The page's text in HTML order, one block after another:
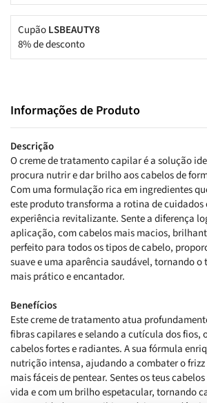
CupãoLSBEAUTY8
8% de desconto
Informações de Produto
Descrição
O creme de tratamento capilar é a solução
procura nutrir e dar brilho aos cabelos de
Com uma formulação rica em ingredientes
este produto transforma a rotina de cuidados
experiência revitalizante. Sente a diferença
aplicação, com cabelos mais macios,
perfeito para todos os tipos de cabelo,
suave e uma aparência saudável, tornando
mais prático e encantador.
Benefícios
Este creme de tratamento atua
fibras capilares e selando a cutícula dos fios,
cabelos fortes e radiantes. A sua fórmula
nutrição intensa, ajudando a combater o frizz
mais fáceis de pentear. Sentes os teus
vida e com um brilho espetacular, tornando